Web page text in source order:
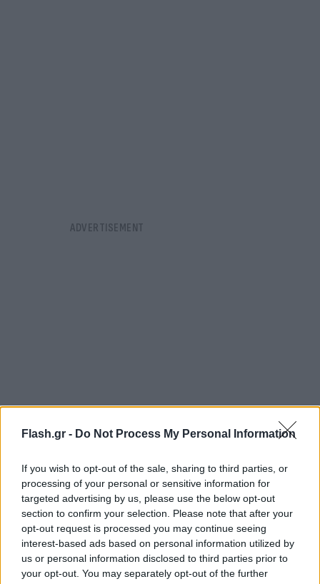
Flash.gr - Do Not Process My Personal Information
If you wish to opt-out of the sale, sharing to third parties, or
processing of your personal or sensitive information for
targeted advertising by us, please use the below opt-out
section to confirm your selection. Please note that after your
opt-out request is processed you may continue seeing
interest-based ads based on personal information utilized by
us or personal information disclosed to third parties prior to
your opt-out. You may separately opt-out of the further
Το πρόγραμμα
15:50Αγγλία - Κροατία (ΑΝΤ1)